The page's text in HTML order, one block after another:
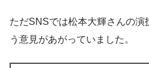
ただSNSでは松本大輝さんの演
う意見があがっていました。